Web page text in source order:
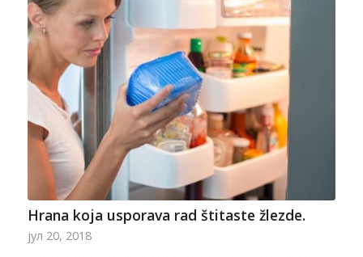
Hrana koja usporava rad štitaste žlezde.
јул 20, 2018